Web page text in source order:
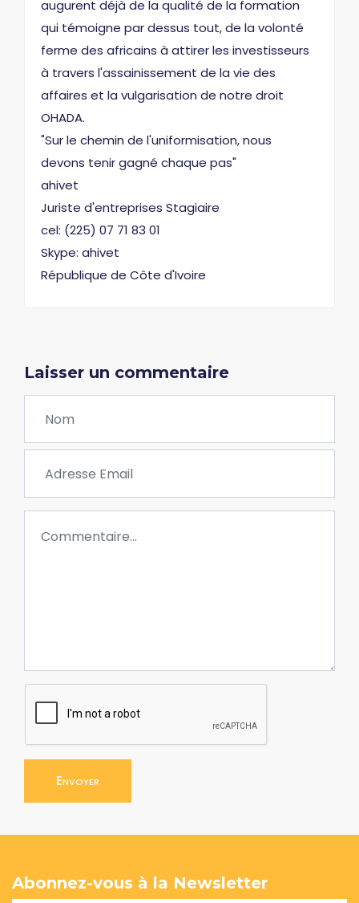
augurent déjà de la qualité de la formation
qui témoigne par dessus tout, de la volonté
ferme des africains à attirer les investisseurs
à travers l'assainissement de la vie des
affaires et la vulgarisation de notre droit
OHADA.
"Sur le chemin de l'uniformisation, nous
devons tenir gagné chaque pas"
ahivet
Juriste d'entreprises Stagiaire
cel: (225) 07 71 83 01
Skype: ahivet
République de Côte d'Ivoire
Laisser un commentaire
Envoyer
Abonnez-vous à la Newsletter